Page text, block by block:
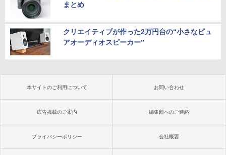
まとめ
クリエイティブが作った2万円台の“小さなピュ
アオーディオスピーカー”
本サイトのご利用について お問い合わせ
広告掲載のご案内 編集部へのご連絡
プライバシーポリシー 会社概要